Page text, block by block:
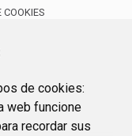
de cookies:
web funcione
recordar sus
COOKIES